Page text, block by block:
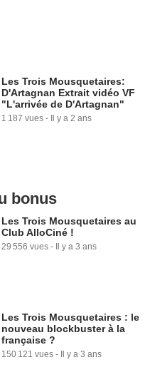
Les Trois Mousquetaires:
D'Artagnan Extrait vidéo VF
"L'arrivée de D'Artagnan"
1 187 vues - Il y a 2 ans
bonus
Les Trois Mousquetaires au
Club AlloCiné !
29 556 vues - Il y a 3 ans
Les Trois Mousquetaires : le
nouveau blockbuster à la
française ?
150 121 vues - Il y a 3 ans